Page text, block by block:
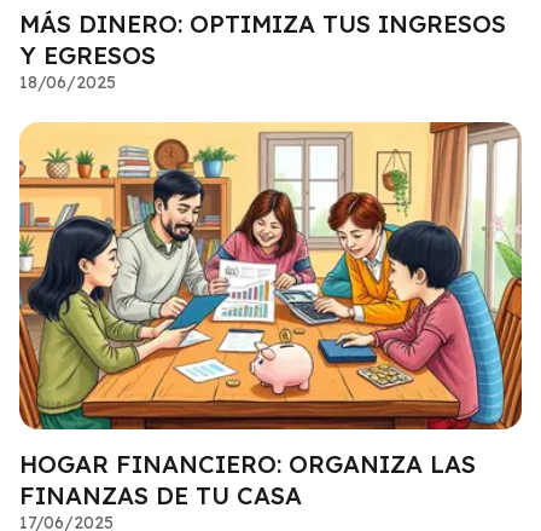
MÁS DINERO: OPTIMIZA TUS INGRESOS
Y EGRESOS
18/06/2025
HOGAR FINANCIERO: ORGANIZA LAS
FINANZAS DE TU CASA
17/06/2025